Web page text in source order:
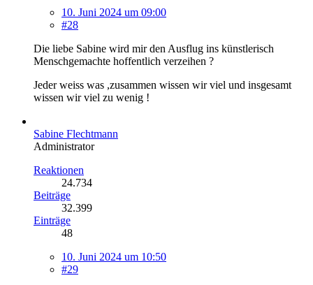
10. Juni 2024 um 09:00
#28
Die liebe Sabine wird mir den Ausflug ins künstlerisch
Menschgemachte hoffentlich verzeihen ?
Jeder weiss was ,zusammen wissen wir viel und insgesamt
wissen wir viel zu wenig !
Sabine Flechtmann
Administrator
Reaktionen
24.734
Beiträge
32.399
Einträge
48
10. Juni 2024 um 10:50
#29